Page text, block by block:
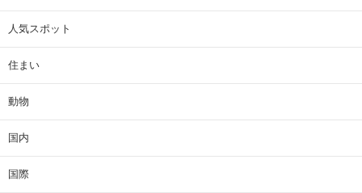
人気スポット
住まい
動物
国内
国際